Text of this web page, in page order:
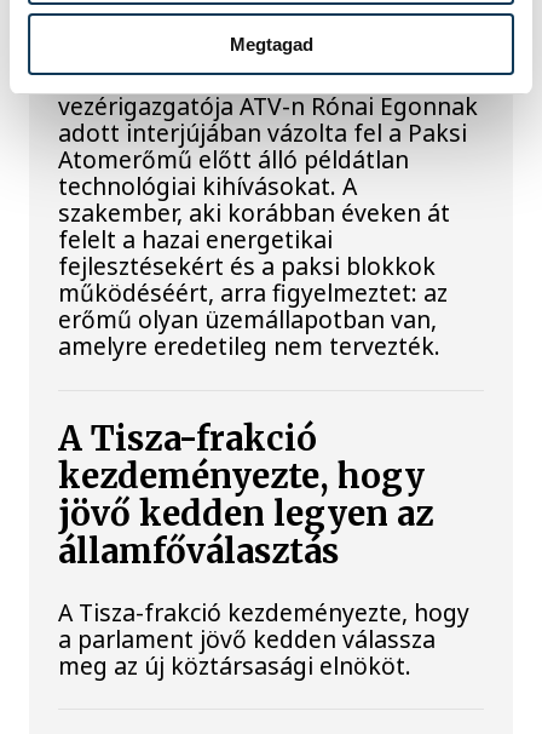
Megtagad
történik, ha leáll Paks?
Mártha Imre, az MVM Zrt. egykori
vezérigazgatója ATV-n Rónai Egonnak
adott interjújában vázolta fel a Paksi
Atomerőmű előtt álló példátlan
technológiai kihívásokat. A
szakember, aki korábban éveken át
felelt a hazai energetikai
fejlesztésekért és a paksi blokkok
működéséért, arra figyelmeztet: az
erőmű olyan üzemállapotban van,
amelyre eredetileg nem tervezték.
A Tisza-frakció
kezdeményezte, hogy
jövő kedden legyen az
államfőválasztás
A Tisza-frakció kezdeményezte, hogy
a parlament jövő kedden válassza
meg az új köztársasági elnököt.